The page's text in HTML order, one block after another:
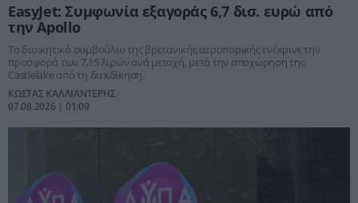
EasyJet: Συμφωνία εξαγοράς 6,7 δισ. ευρώ από
την Apollo
Το διοικητικό συμβούλιο της βρετανικής αεροπορικής ενέκρινε την
προσφορά των 7,15 λιρών ανά μετοχή, μετά την αποχώρηση της
Castlelake από τη διεκδίκηση.
ΚΩΣΤΑΣ ΚΑΛΛΙΑΝΤΕΡΗΣ
07.08.2026 | 01:09